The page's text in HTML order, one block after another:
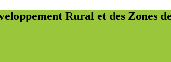
Rural et des Zones